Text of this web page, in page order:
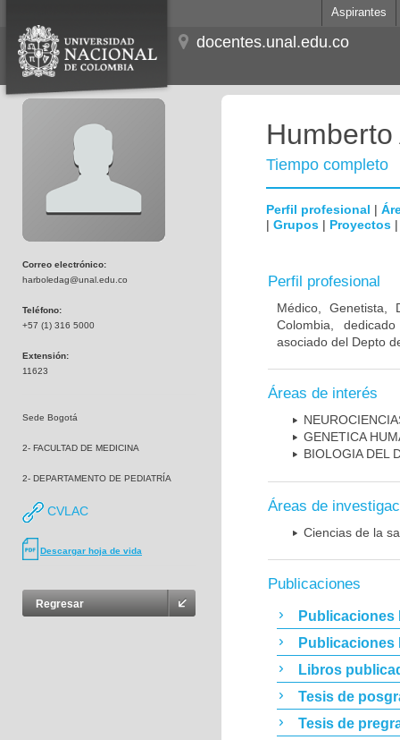
Aspirantes
docentes.unal.edu.co
Correo electrónico:
harboledag@unal.edu.co
Teléfono:
+57 (1) 316 5000
Extensión:
11623
Sede Bogotá
2- FACULTAD DE MEDICINA
2- DEPARTAMENTO DE PEDIATRÍA
CVLAC
Descargar hoja de vida
Regresar
Tiempo completo
Perfil profesional |
| Grupos | Proyectos
Perfil profesional
Médico, Genetista,
Colombia,
asociado del Depto
Áreas de interés
GENETICA
BIOLOGIA DEL
Áreas de
Ciencias de la
Publicaciones
Publicaciones
Publicaciones
Libros
Tesis de
Tesis de